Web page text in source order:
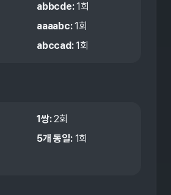
abbcde: 1회
aaaabc: 1회
abccad: 1회
1쌍: 2회
5개 동일: 1회